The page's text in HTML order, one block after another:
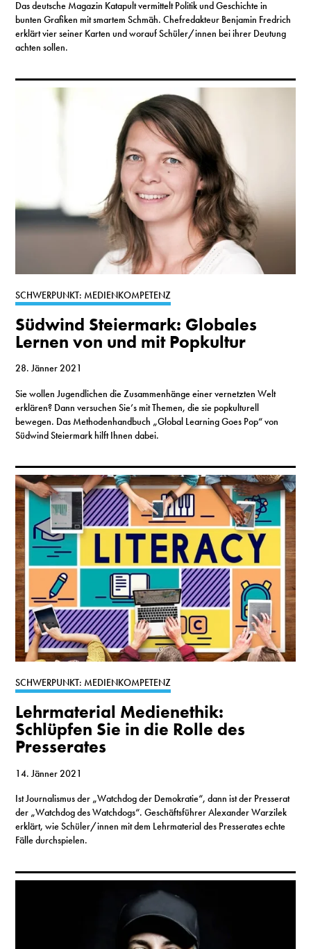
Das deutsche Magazin Katapult vermittelt Politik und Geschichte in
bunten Grafiken mit smartem Schmäh. Chefredakteur Benjamin Fredrich
erklärt vier seiner Karten und worauf Schüler/innen bei ihrer Deutung
achten sollen.
SCHWERPUNKT: MEDIENKOMPETENZ
Südwind Steiermark: Globales
Lernen von und mit Popkultur
28. Jänner 2021
Sie wollen Jugendlichen die Zusammenhänge einer vernetzten Welt
erklären? Dann versuchen Sie’s mit Themen, die sie popkulturell
bewegen. Das Methodenhandbuch „Global Learning Goes Pop“ von
Südwind Steiermark hilft Ihnen dabei.
SCHWERPUNKT: MEDIENKOMPETENZ
Lehrmaterial Medienethik:
Schlüpfen Sie in die Rolle des
Presserates
14. Jänner 2021
Ist Journalismus der „Watchdog der Demokratie“, dann ist der Presserat
der „Watchdog des Watchdogs“. Geschäftsführer Alexander Warzilek
erklärt, wie Schüler/innen mit dem Lehrmaterial des Presserates echte
Fälle durchspielen.